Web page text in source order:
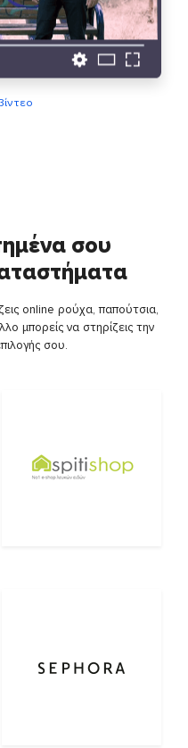
σου
online ρούχα, παπούτσια,
μπορείς να στηρίζεις την
σου.